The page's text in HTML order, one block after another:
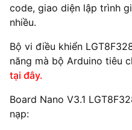
code, giao diện lập trình
nhiều.
Bộ vi điều khiển
năng mà bộ Arduino tiêu
tại đây.
Board Nano V3.1
nạp: